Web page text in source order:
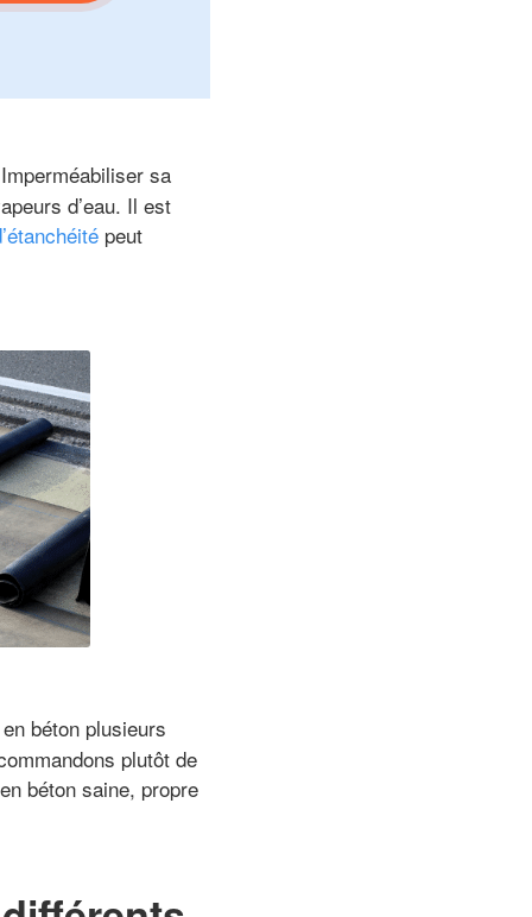
sa
d’eau. Il est
peut
béton plusieurs
plutôt de
béton saine, propre